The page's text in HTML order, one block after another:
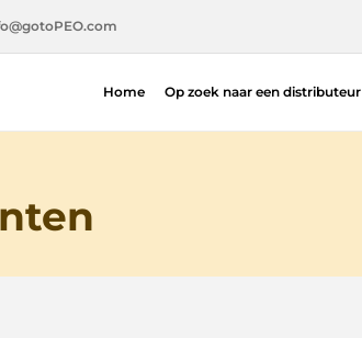
Home Op zoek naar een distributeur